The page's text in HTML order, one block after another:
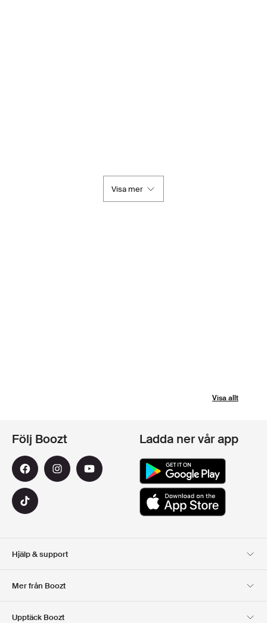
Visa mer
Visa allt
Hjälp & support
Mer från Boozt
Upptäck Boozt
Följ Boozt Ladda ner vår app